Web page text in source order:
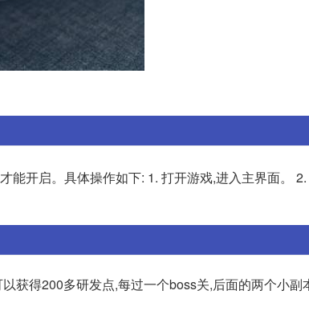
能开启。具体操作如下: 1. 打开游戏,进入主界面。
获得200多研发点,每过一个boss关,后面的两个小副